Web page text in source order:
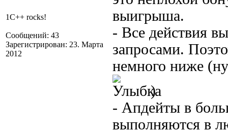
1C++ rocks!
Сообщений: 43
Зарегистрирован: 23. Марта
2012
выигрыша.
- Все действия
запросами.
немного ниже
)
- Апдейты в
выполняются в